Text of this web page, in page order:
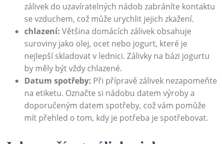
zálivek⁤ do uzavíratelných nádob zabráníte kontaktu
se vzduchem, což může urychlit jejich zkažení.
chlazení: Většina domácích zálivek obsahuje
suroviny jako olej, ocet nebo ⁢jogurt, které je
nejlepší skladovat v lednici. Zálivky na bázi jogurtu
by ‌měly být‍ vždy chlazené.
Datum spotřeby: Při přípravě zálivek nezapomeňte
na etiketu. ‌Označte​ si nádobu datem ⁤výroby a
doporučeným datem spotřeby, což vám pomůže
mít přehled o tom, kdy ‌je‌ potřeba je spotřebovat.